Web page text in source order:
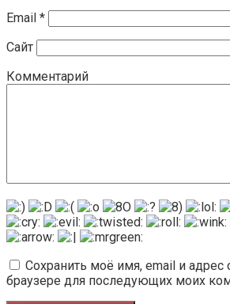
Email *
Сайт
Комментарий
Сохранить моё имя, email и адрес
браузере для последующих моих